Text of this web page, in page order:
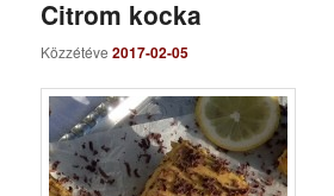
Citrom kocka
Közzétéve2017-02-05